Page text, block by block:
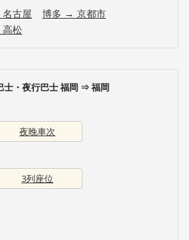
古屋
博多 → 京都市
松
士・夜行巴士 福岡 ⇒ 福岡
夜晚車次
3列座位